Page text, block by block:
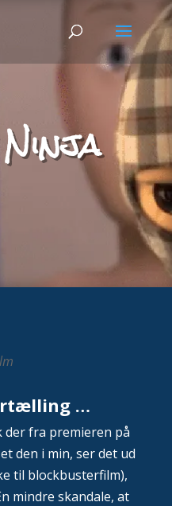
…
der fra premieren på
den i min, ser det ud
til blockbusterfilm),
mindre skandale, at